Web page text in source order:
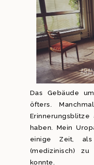
Das Gebäude
öfters.
haben. Mein
einige Zeit,
(medizinisch)
konnte.